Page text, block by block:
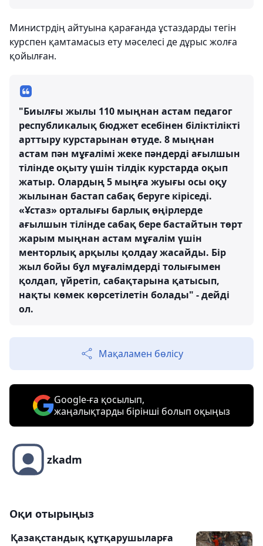
Министрдің айтуына қарағанда ұстаздарды тегін
курспен қамтамасыз ету мәселесі де дұрыс жолға
қойылған.
"Биылғы жылы 110 мыңнан астам педагог
республикалық бюджет есебінен біліктілікті
арттыру курстарынан өтуде. 8 мыңнан
астам пән мұғалімі жеке пәндерді ағылшын
тілінде оқыту үшін тілдік курстарда оқып
жатыр. Олардың 5 мыңға жуығы осы оқу
жылынан бастап сабақ беруге кіріседі.
«Ұстаз» орталығы барлық өңірлерде
ағылшын тілінде сабақ бере бастайтын төрт
жарым мыңнан астам мұғалім үшін
менторлық арқылы қолдау жасайды. Бір
жыл бойы бұл мұғалімдерді толығымен
қолдап, үйретіп, сабақтарына қатысып,
нақты көмек көрсетілетін болады" - дейді
ол.
Мақаламен бөлісу
Google-ға қосылып,
жаңалықтарды бірінші болып оқыңыз
zkadm
Оқи отырыңыз
Қазақстандық құтқарушыларға